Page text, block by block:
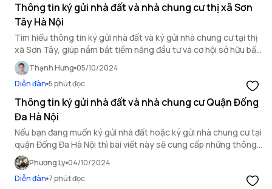
Thông tin ký gửi nhà đất và nhà chung cư thị xã Sơn
Tây Hà Nội
Tìm hiểu thông tin ký gửi nhà đất và ký gửi nhà chung cư tại thị
xã Sơn Tây, giúp nắm bắt tiềm năng đầu tư và cơ hội sở hữu bất
động sản trong khu vực này.
Thạnh Hưng 05/10/2024
Diễn đàn 5 phút đọc
Thông tin ký gửi nhà đất và nhà chung cư Quận Đống
Đa Hà Nội
Nếu bạn đang muốn ký gửi nhà đất hoặc ký gửi nhà chung cư tại
quận Đống Đa Hà Nội thì bài viết này sẽ cung cấp những thông
tin cần thiết về ký gửi nhà đất và chung cư tại khu vực này đến
với bạn.
Phương Ly 04/10/2024
Diễn đàn 7 phút đọc